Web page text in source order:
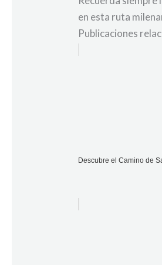
en esta ruta
Publicaciones
Descubre el Camino de